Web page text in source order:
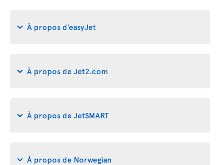
À propos d’easyJet
À propos de Jet2.com
À propos de JetSMART
À propos de Norwegian